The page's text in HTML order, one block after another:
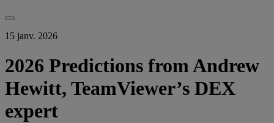
15 janv. 2026
2026 Predictions from Andrew
Hewitt, TeamViewer’s DEX
expert